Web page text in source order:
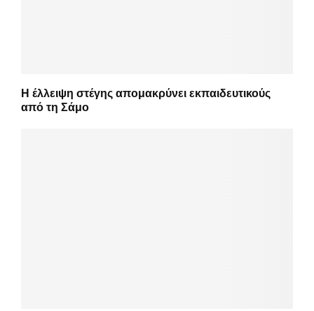
Η έλλειψη στέγης απομακρύνει εκπαιδευτικούς
από τη Σάμο